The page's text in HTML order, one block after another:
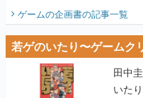
ビュー
ゲームの企画書の記事一覧
若ゲのいたり〜ゲームク
田中
いた